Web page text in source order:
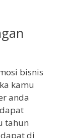
bisnis
kamu
anda
tahun
di